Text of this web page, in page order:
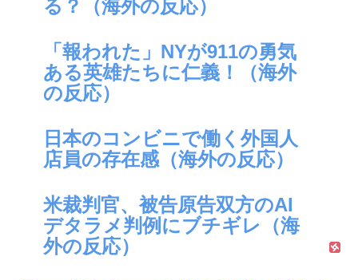
る？（海外の反応）
「報われた」NYが911の勇気
ある英雄たちに仁義！（海外
の反応）
日本のコンビニで働く外国人
店員の存在感（海外の反応）
米裁判官、被告原告双方のAI
デタラメ判例にブチギレ（海
外の反応）